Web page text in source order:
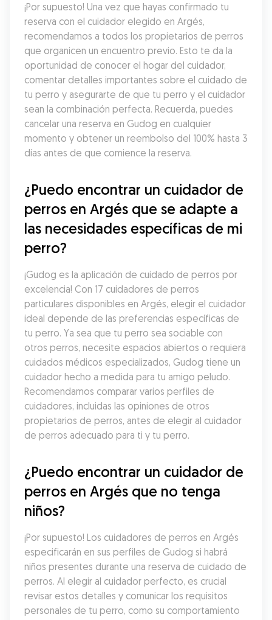
¡Por supuesto! Una vez que hayas confirmado tu
reserva con el cuidador elegido en Argés,
recomendamos a todos los propietarios de perros
que organicen un encuentro previo. Esto te da la
oportunidad de conocer el hogar del cuidador,
comentar detalles importantes sobre el cuidado de
tu perro y asegurarte de que tu perro y el cuidador
sean la combinación perfecta. Recuerda, puedes
cancelar una reserva en Gudog en cualquier
momento y obtener un reembolso del 100% hasta 3
días antes de que comience la reserva.
¿Puedo encontrar un cuidador de
perros en Argés que se adapte a
las necesidades específicas de mi
perro?
¡Gudog es la aplicación de cuidado de perros por
excelencia! Con 17 cuidadores de perros
particulares disponibles en Argés, elegir el cuidador
ideal depende de las preferencias específicas de
tu perro. Ya sea que tu perro sea sociable con
otros perros, necesite espacios abiertos o requiera
cuidados médicos especializados, Gudog tiene un
cuidador hecho a medida para tu amigo peludo.
Recomendamos comparar varios perfiles de
cuidadores, incluidas las opiniones de otros
propietarios de perros, antes de elegir al cuidador
de perros adecuado para ti y tu perro.
¿Puedo encontrar un cuidador de
perros en Argés que no tenga
niños?
¡Por supuesto! Los cuidadores de perros en Argés
especificarán en sus perfiles de Gudog si habrá
niños presentes durante una reserva de cuidado de
perros. Al elegir al cuidador perfecto, es crucial
revisar estos detalles y comunicar los requisitos
personales de tu perro, como su comportamiento